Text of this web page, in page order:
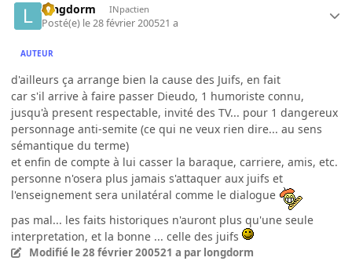
longdorm INpactien
Posté(e) le 28 février 200521 a
AUTEUR
d'ailleurs ça arrange bien la cause des Juifs, en fait
car s'il arrive à faire passer Dieudo, 1 humoriste connu,
jusqu'à present respectable, invité des TV... pour 1 dangereux
personnage anti-semite (ce qui ne veux rien dire... au sens
sémantique du terme)
et enfin de compte à lui casser la baraque, carriere, amis, etc.
personne n'osera plus jamais s'attaquer aux juifs et
l'enseignement sera unilatéral comme le dialogue
pas mal... les faits historiques n'auront plus qu'une seule
interpretation, et la bonne ... celle des juifs
Modifié le 28 février 200521 a par longdorm